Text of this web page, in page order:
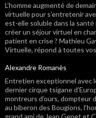
L’homme augmenté de
virtuelle pour s’entretenir
est-elle soluble dans la
créer un séjour virtuel en
patient en crise ? Mathieu
Virtuelle, répond à toutes
Alexandre Romanès
Entretien exceptionnel avec
dernier cirque tsigane
montreurs d’ours, dompteur
au biberon des Bougions,
grand ami de Jean Genet et